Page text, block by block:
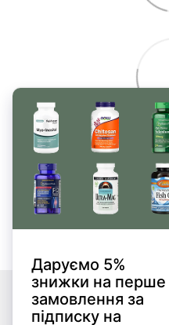
+380 66 000-17-27